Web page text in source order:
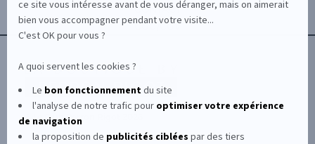
ce site vous intéresse avant de vous déranger, mais on aimerait
bien vous accompagner pendant votre visite...
C'est OK pour vous ?
A quoi servent les cookies ?
Le bon fonctionnementdu site
l'analyse de notre trafic pour optimiservotre expérience
de navigation
la proposition de publicités ciblées par des tiers
CONTACT
CGU/CGV
© Le Club Perron Rigot 2026